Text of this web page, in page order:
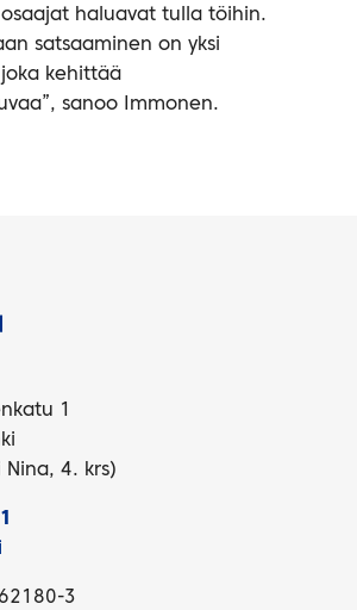
haluavat tulla töihin.
satsaaminen on yksi
kehittää
sanoo Immonen.
1
Nina, 4. krs)
3